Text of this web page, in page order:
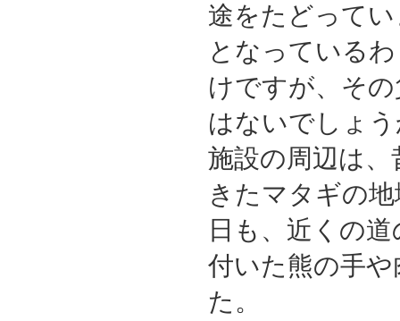
途をたどって
となっているわ
けですが、そ
はないでしょ
施設の周辺は
きたマタギの
日も、近くの
付いた熊の手
た。